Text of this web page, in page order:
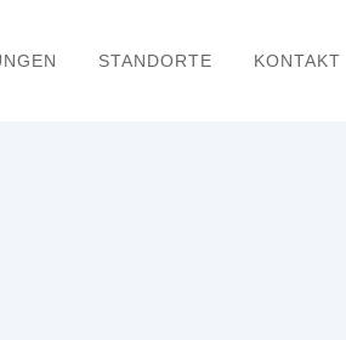
STANDORTE KONTAKT